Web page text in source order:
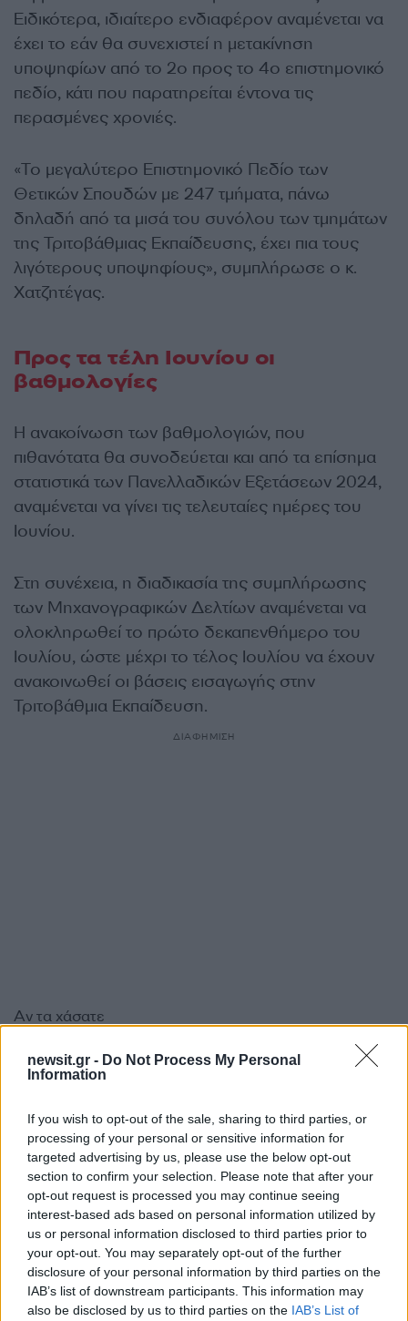
newsit.gr - Do Not Process My Personal
Information
If you wish to opt-out of the sale, sharing to third parties, or
processing of your personal or sensitive information for
targeted advertising by us, please use the below opt-out
section to confirm your selection. Please note that after your
opt-out request is processed you may continue seeing
interest-based ads based on personal information utilized by
us or personal information disclosed to third parties prior to
your opt-out. You may separately opt-out of the further
disclosure of your personal information by third parties on the
IAB’s list of downstream participants. This information may
also be disclosed by us to third parties on the IAB’s List of
Ειδικότερα, ιδιαίτερο ενδιαφέρον αναμένεται να
έχει το εάν θα συνεχιστεί η μετακίνηση
υποψηφίων από το 2ο προς το 4ο επιστημονικό
πεδίο, κάτι που παρατηρείται έντονα τις
περασμένες χρονιές.
«Το μεγαλύτερο Επιστημονικό Πεδίο των
Θετικών Σπουδών με 247 τμήματα, πάνω
δηλαδή από τα μισά του συνόλου των τμημάτων
της Τριτοβάθμιας Εκπαίδευσης, έχει πια τους
λιγότερους υποψηφίους», συμπλήρωσε o κ.
Χατζητέγας.
Προς τα τέλη Ιουνίου οι
βαθμολογίες
Η ανακοίνωση των βαθμολογιών, που
πιθανότατα θα συνοδεύεται και από τα επίσημα
στατιστικά των Πανελλαδικών Εξετάσεων 2024,
αναμένεται να γίνει τις τελευταίες ημέρες του
Ιουνίου.
Στη συνέχεια, η διαδικασία της συμπλήρωσης
των Μηχανογραφικών Δελτίων αναμένεται να
ολοκληρωθεί το πρώτο δεκαπενθήμερο του
Ιουλίου, ώστε μέχρι το τέλος Ιουλίου να έχουν
ανακοινωθεί οι βάσεις εισαγωγής στην
Τριτοβάθμια Εκπαίδευση.
ΔΙΑΦΗΜΙΣΗ
Αν τα χάσατε
Από τη θεωρία στην πράξη:
Πώς το Novibet Backend
Academy εκπαιδεύει τη νέα
γενιά engineers
Ψάθα: «Δεν υπήρξε
πρόβλημα με τα
ελικόπτερα»
Βρετανός χειριστής
Έλληνας